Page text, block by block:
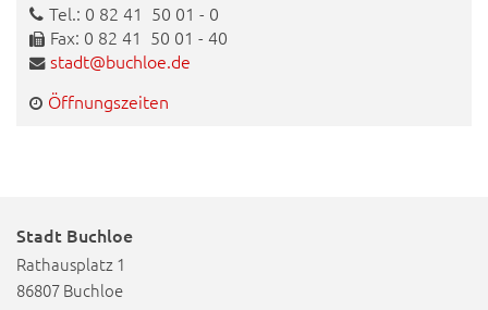
Tel.: 0 82 41 50 01 - 0
Fax: 0 82 41 50 01 - 40
stadt@buchloe.de
Öffnungszeiten
Stadt Buchloe
Rathausplatz 1
86807 Buchloe